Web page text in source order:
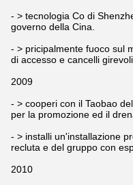
- > tecnologia Co di
governo della Cina.
- > pricipalmente fuoco sul
di accesso e cancelli girevoli
2009
- > cooperi con il Taobao
per la promozione ed il
- > installi un'installazione
recluta e del gruppo con
2010